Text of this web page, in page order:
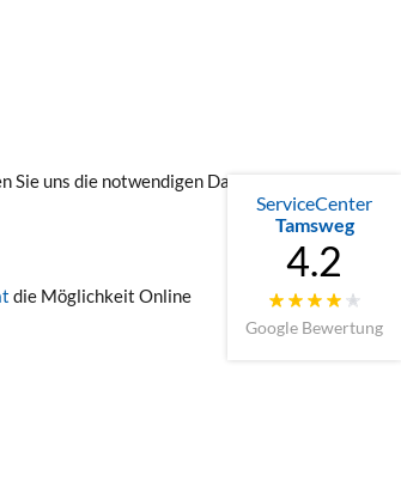
ServiceCenter
Tamsweg
4.2
Google Bewertung
uns die notwendigen Daten nicht
die Möglichkeit Online